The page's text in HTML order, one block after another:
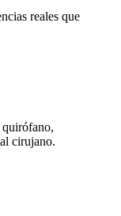
reales que
cirujano.